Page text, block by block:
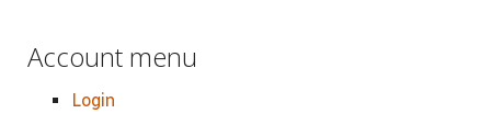
Account menu
Login